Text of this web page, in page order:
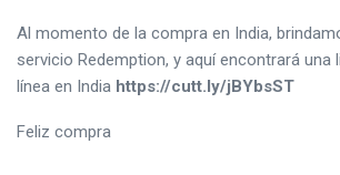
Al momento de la compra en India,
servicio Redemption, y aquí encontrará una
línea en India https://cutt.ly/jBYbsST
Feliz compra